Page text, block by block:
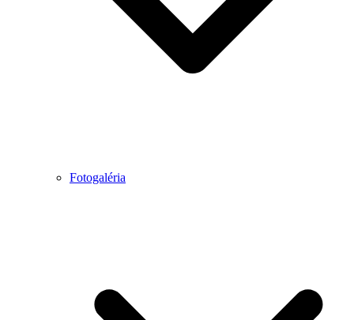
Fotogaléria